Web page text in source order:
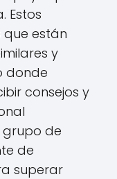
Estos
están
y
donde
consejos y
grupo de
de
superar